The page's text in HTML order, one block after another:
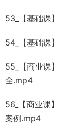
53_【基础课
54_【基础课
55_【商业课
全.mp4
56_【商业课
案例.mp4